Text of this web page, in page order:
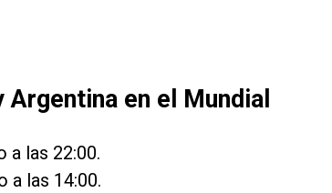
en el Mundial
a las 22:00.
a las 14:00.